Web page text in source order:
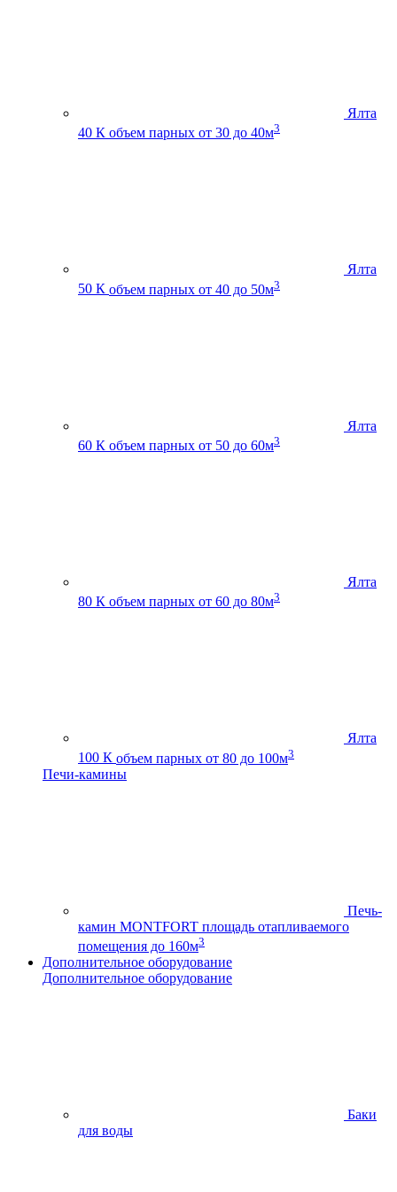
Ялта
40 К объем парных от 30 до 40м3
Ялта
50 К объем парных от 40 до 50м3
Ялта
60 К объем парных от 50 до 60м3
Ялта
80 К объем парных от 60 до 80м3
Ялта
100 К объем парных от 80 до 100м3
Печи-камины
Печь-
камин MONTFORT площадь отапливаемого
помещения до 160м3
Дополнительное оборудование
Дополнительное оборудование
Баки
для воды